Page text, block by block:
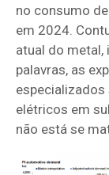
no consumo
em 2024.
atual do metal,
palavras, as
elétricos em
não está se